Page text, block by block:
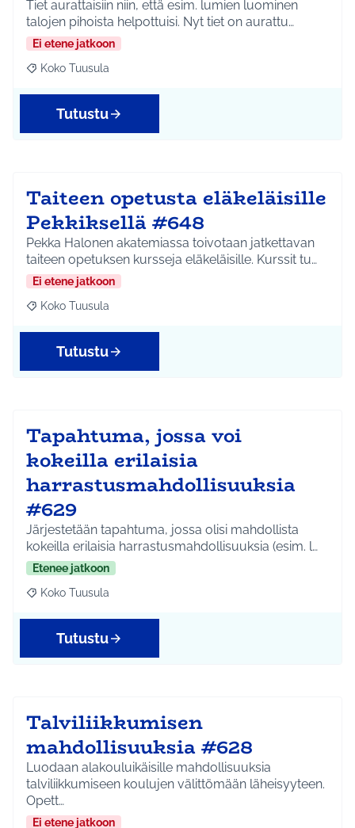
Tiet aurattaisiin niin, että esim. lumien luominen
talojen pihoista helpottuisi. Nyt tiet on aurattu…
Ei etene jatkoon
Rajaa tulokset aihepiirin mukaan: Koko Tuusula
Koko Tuusula
Tutustu
Taiteen opetusta eläkeläisille
Pekkiksellä #648
Pekka Halonen akatemiassa toivotaan jatkettavan
taiteen opetuksen kursseja eläkeläisille. Kurssit tu…
Ei etene jatkoon
Rajaa tulokset aihepiirin mukaan: Koko Tuusula
Koko Tuusula
Tutustu
Tapahtuma, jossa voi
kokeilla erilaisia
harrastusmahdollisuuksia
#629
Järjestetään tapahtuma, jossa olisi mahdollista
kokeilla erilaisia harrastusmahdollisuuksia (esim. l…
Etenee jatkoon
Rajaa tulokset aihepiirin mukaan: Koko Tuusula
Koko Tuusula
Tutustu
Talviliikkumisen
mahdollisuuksia #628
Luodaan alakouluikäisille mahdollisuuksia
talviliikkumiseen koulujen välittömään läheisyyteen.
Opett…
Ei etene jatkoon